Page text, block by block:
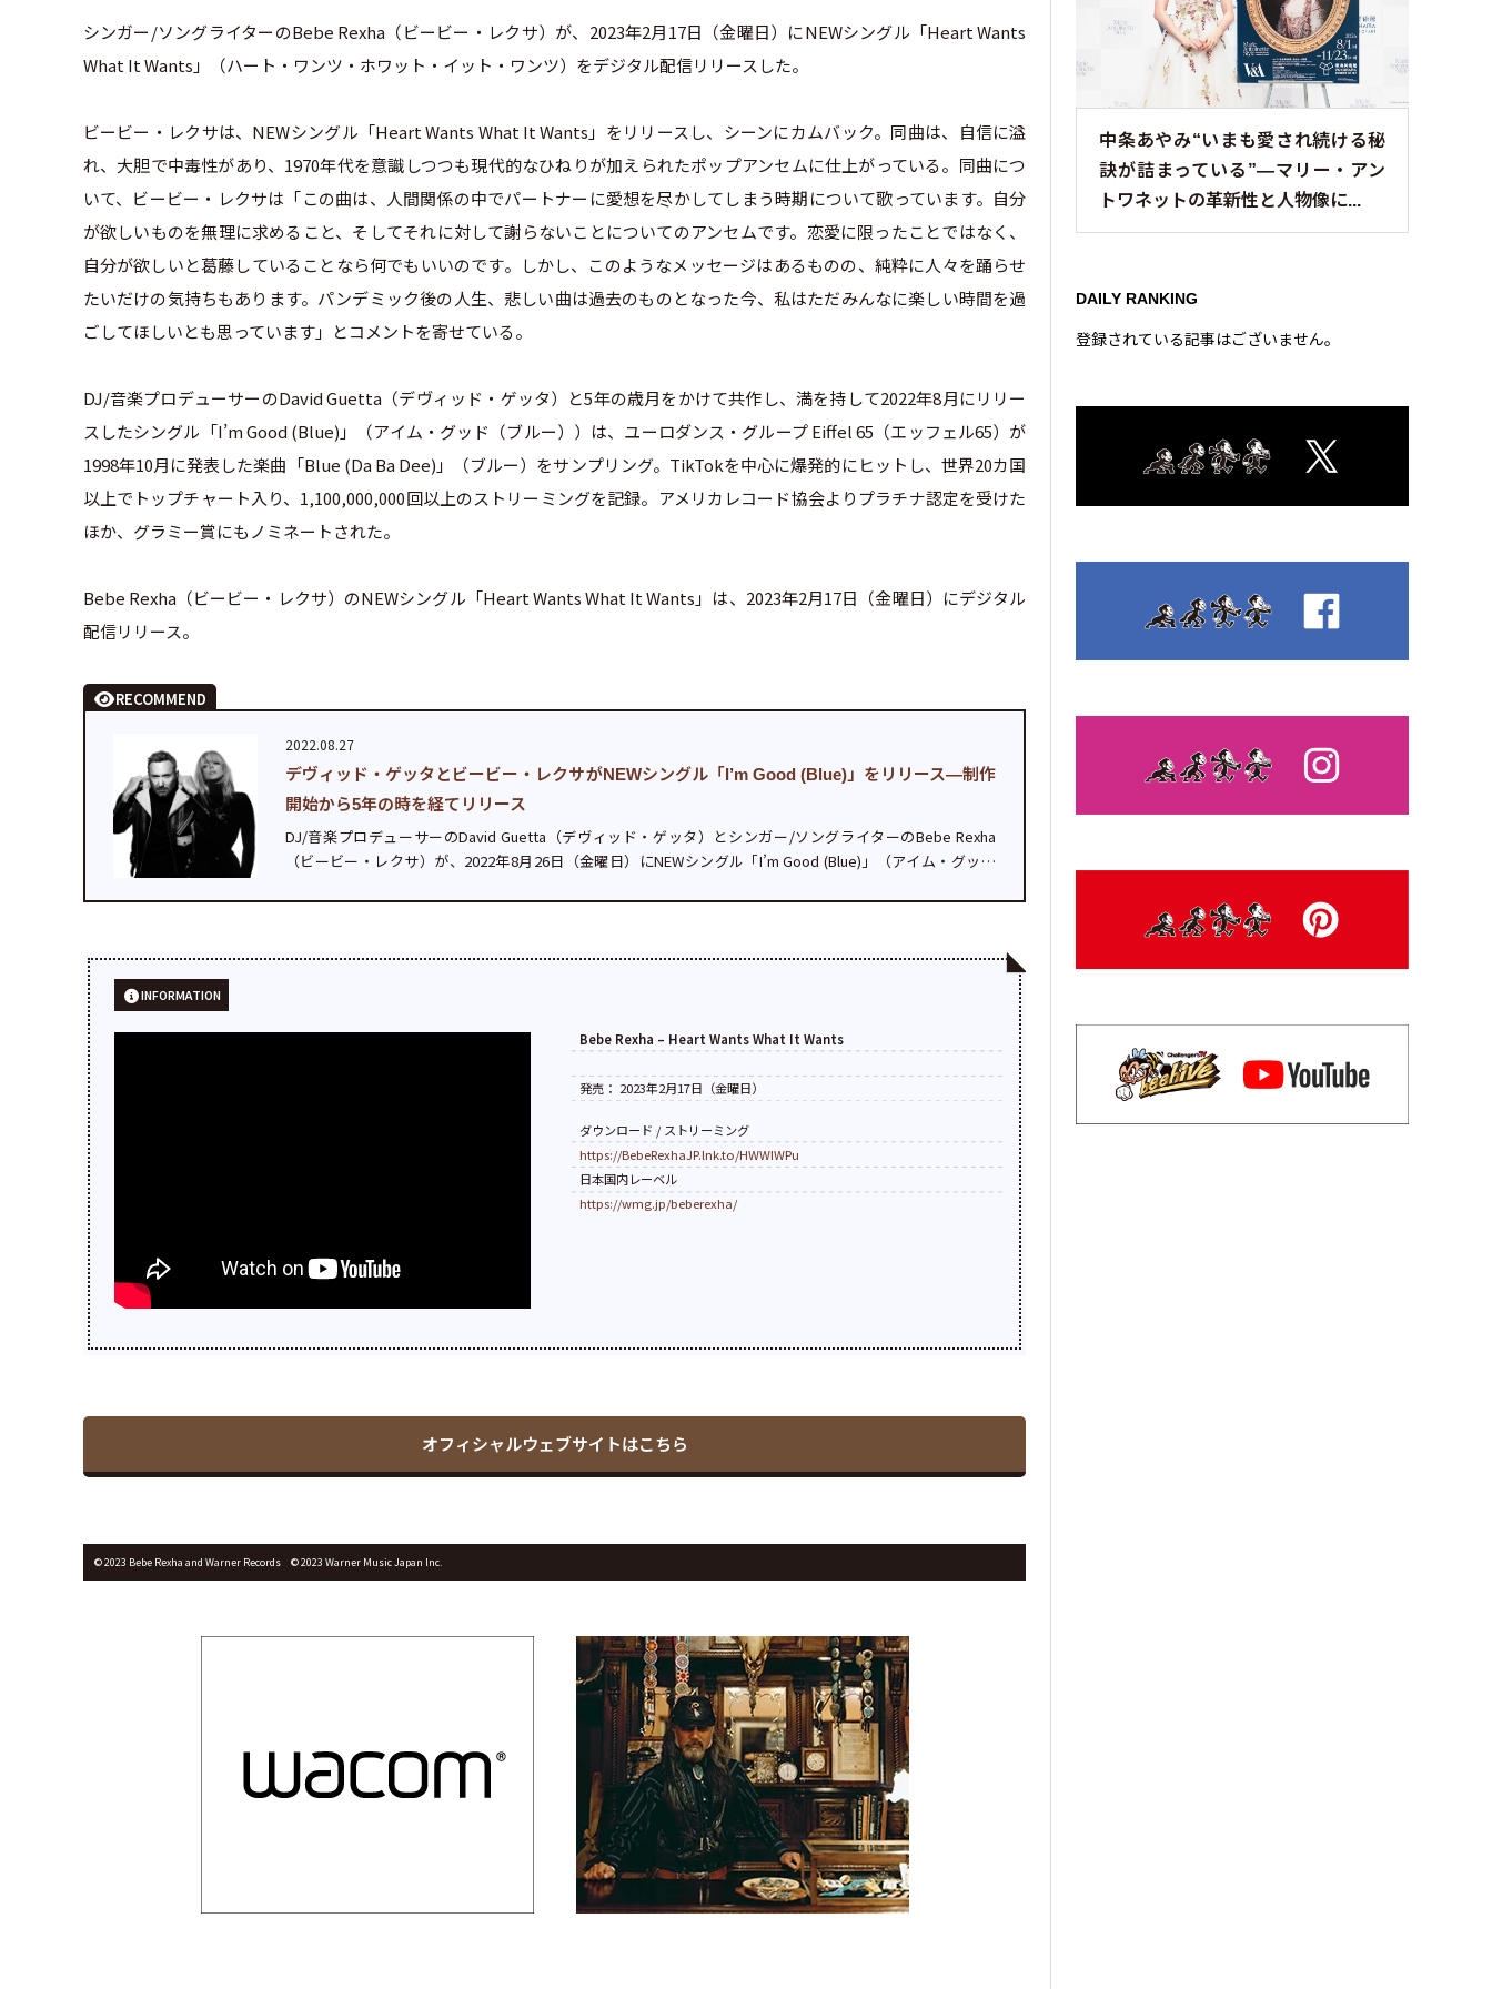
シンガー/ソングライターのBebe Rexha（ビービー・レクサ）が、2023年2月17日（金曜日）にNEWシングル「Heart Wants
What It Wants」（ハート・ワンツ・ホワット・イット・ワンツ）をデジタル配信リリースした。
ビービー・レクサは、NEWシングル「Heart Wants What It Wants」をリリースし、シーンにカムバック。同曲は、自信に溢
れ、大胆で中毒性があり、1970年代を意識しつつも現代的なひねりが加えられたポップアンセムに仕上がっている。同曲につ
いて、ビービー・レクサは「この曲は、人間関係の中でパートナーに愛想を尽かしてしまう時期について歌っています。自分
が欲しいものを無理に求めること、そしてそれに対して謝らないことについてのアンセムです。恋愛に限ったことではなく、
自分が欲しいと葛藤していることなら何でもいいのです。しかし、このようなメッセージはあるものの、純粋に人々を踊らせ
たいだけの気持ちもあります。パンデミック後の人生、悲しい曲は過去のものとなった今、私はただみんなに楽しい時間を過
ごしてほしいとも思っています」とコメントを寄せている。
DJ/音楽プロデューサーのDavid Guetta（デヴィッド・ゲッタ）と5年の歳月をかけて共作し、満を持して2022年8月にリリー
スしたシングル「I’m Good (Blue)」（アイム・グッド（ブルー））は、ユーロダンス・グループ Eiffel 65（エッフェル65）が
1998年10月に発表した楽曲「Blue (Da Ba Dee)」（ブルー）をサンプリング。TikTokを中心に爆発的にヒットし、世界20カ国
以上でトップチャート入り、1,100,000,000回以上のストリーミングを記録。アメリカレコード協会よりプラチナ認定を受けた
ほか、グラミー賞にもノミネートされた。
Bebe Rexha（ビービー・レクサ）のNEWシングル「Heart Wants What It Wants」は、2023年2月17日（金曜日）にデジタル
配信リリース。
RECOMMEND
2022.08.27
デヴィッド・ゲッタとビービー・レクサがNEWシングル「I’m Good (Blue)」をリリース—制作
開始から5年の時を経てリリース
DJ/音楽プロデューサーのDavid Guetta（デヴィッド・ゲッタ）とシンガー/ソングライターのBebe Rexha
（ビービー・レクサ）が、2022年8月26日（金曜日）にNEWシングル「I’m Good (Blue)」（アイム・グッド
INFORMATION
Bebe Rexha – Heart Wants What It Wants
発売： 2023年2月17日（金曜日）
ダウンロード / ストリーミング
https://BebeRexhaJP.lnk.to/HWWIWPu
日本国内レーベル
https://wmg.jp/beberexha/
オフィシャルウェブサイトはこちら
©︎ 2023 Bebe Rexha and Warner Records © 2023 Warner Music Japan Inc.
中条あやみ“いまも愛され続ける秘
訣が詰まっている”—マリー・アン
トワネットの革新性と人物像に...
DAILY RANKING
登録されている記事はございません。